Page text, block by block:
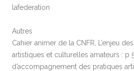
lafederation
Autres
Cahier animer de la CNFR, L’enjeu
artistiques et culturelles amateurs : p
d’accompagnement des pratiques